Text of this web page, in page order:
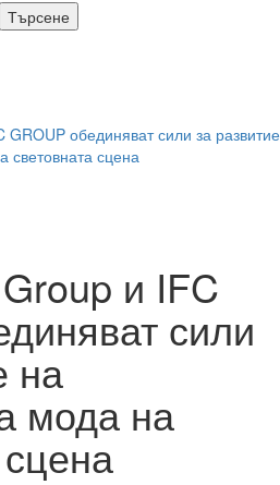
обединяват сили за развитие
световната сцена
и IFC
сили
на
мода на